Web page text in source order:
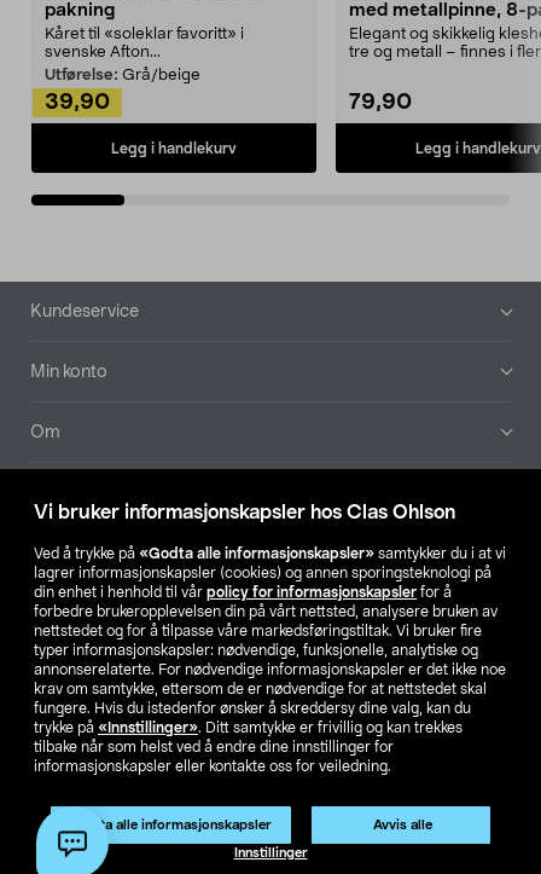
Vi bruker informasjonskapsler hos Clas Ohlson
Ved å trykke på «Godta alle informasjonskapsler» samtykker du i at vi
lagrer informasjonskapsler (cookies) og annen sporingsteknologi på
din enhet i henhold til vår policy for informasjonskapsler for å
forbedre brukeropplevelsen din på vårt nettsted, analysere bruken av
nettstedet og for å tilpasse våre markedsføringstiltak. Vi bruker fire
typer informasjonskapsler: nødvendige, funksjonelle, analytiske og
annonserelaterte. For nødvendige informasjonskapsler er det ikke noe
krav om samtykke, ettersom de er nødvendige for at nettstedet skal
fungere. Hvis du istedenfor ønsker å skreddersy dine valg, kan du
trykke på «Innstillinger». Ditt samtykke er frivillig og kan trekkes
tilbake når som helst ved å endre dine innstillinger for
informasjonskapsler eller kontakte oss for veiledning.
Godta alle informasjonskapsler Avvis alle
Innstillinger
pakning
Kåret til «soleklar favoritt» i
svenske Afton...
Utførelse: Grå/beige
39,90
Legg i handlekurv
med metallpinne, 8-
Elegant og skikkelig
tre og metall – finnes i
79,90
Legg i handlekurv
Bunntekst
Kundeservice
Min konto
Om
Våre selskaper
Finn din butikk
SE NO FI
Privacy statement Medlemsvilkår Kjøpsvilkår
For bedrifter
Endre til priser ekskl. moms